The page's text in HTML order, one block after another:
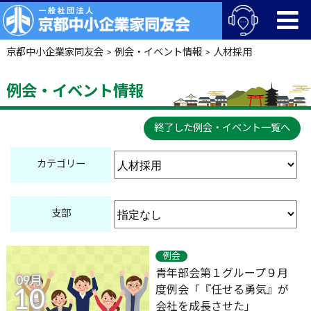
京都中小企業家同友会> 例会・イベント情報> 人材採用
例会・イベント情報
終了した例会・イベント一覧へ
カテゴリー
支部
09月
10
例会
青年部会第１グループ９月
度例会「『任せる勇気』が
会社を成長させた」